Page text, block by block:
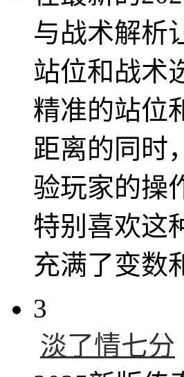
与战术解析
站位和战术
精准的站位
距离的同时
验玩家的操
特别喜欢这
充满了变数
3
淡了情七分